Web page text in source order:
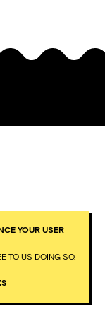
YOUR USER
TO US DOING SO.